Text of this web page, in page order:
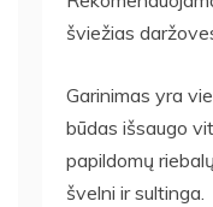
šviežias
Garinimas yra
būdas išsaugo
papildomų
švelni ir sultinga.